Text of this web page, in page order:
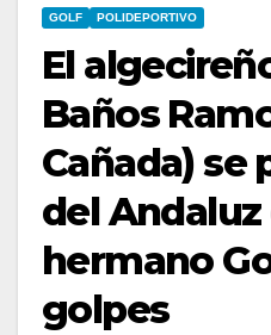
GOLF POLIDEPORTIVO
El
Baños
Cañada) se
del Andaluz
hermano
golpes